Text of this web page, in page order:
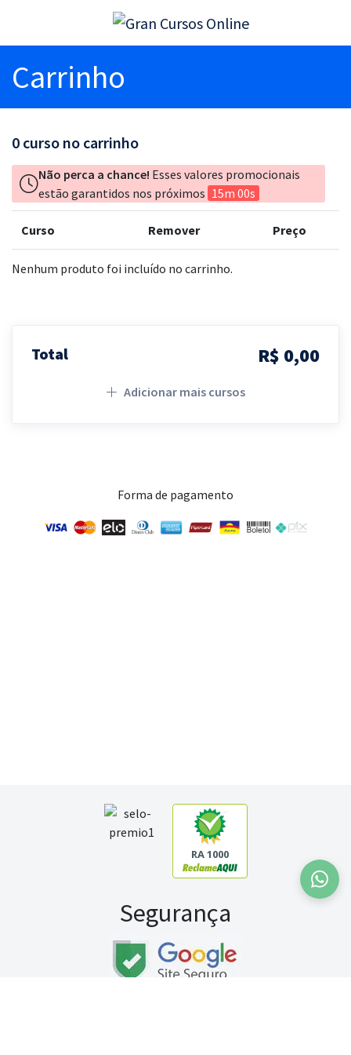
Carrinho
0 curso no carrinho
Não perca a chance! Esses valores promocionais
estão garantidos nos próximos 15m 00s
Curso Remover Preço
Nenhum produto foi incluído no carrinho.
Total R$ 0,00
Adicionar mais cursos
Forma de pagamento
RA 1000
Segurança